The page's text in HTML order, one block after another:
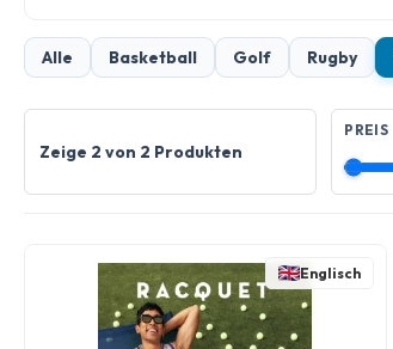
Alle Basketball Golf Rugby
Zeige 2 von 2 Produkten
PREIS
Englisch